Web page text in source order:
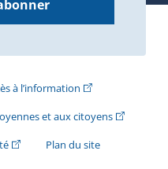
externe s'ouvrira dans une
à l’information(Cet hyperlien
et aux citoyens(Cet
(Cet hyperlien externe s'ouvrira
Plan du site